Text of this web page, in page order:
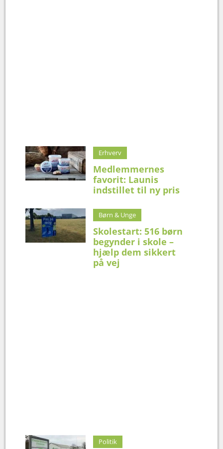
Erhverv
Medlemmernes
favorit: Launis
indstillet til ny pris
Børn & Unge
Skolestart: 516 børn
begynder i skole –
hjælp dem sikkert
på vej
Politik